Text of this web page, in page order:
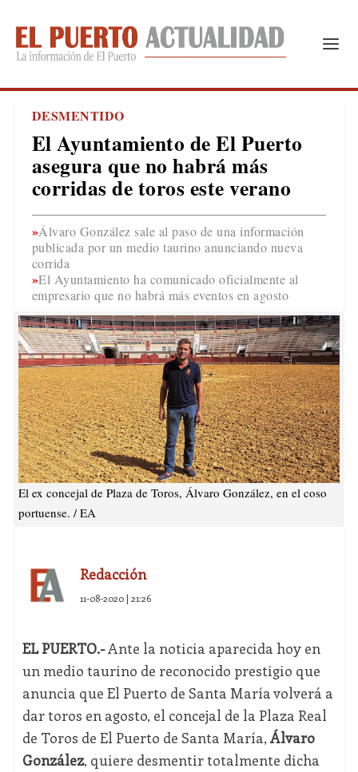
DESMENTIDO
El Ayuntamiento de El Puerto
asegura que no habrá más
corridas de toros este verano
Álvaro González sale al paso de una información
publicada por un medio taurino anunciando nueva
corrida
El Ayuntamiento ha comunicado oficialmente al
empresario que no habrá más eventos en agosto
El ex concejal de Plaza de Toros, Álvaro González, en el coso
portuense. / EA
Redacción
11-08-2020 | 21:26
EL PUERTO.-Ante la noticia aparecida hoy en
un medio taurino de reconocido prestigio que
anuncia que El Puerto de Santa María volverá a
dar toros en agosto, el concejal de la Plaza Real
de Toros de El Puerto de Santa María, Álvaro
González, quiere desmentir totalmente dicha